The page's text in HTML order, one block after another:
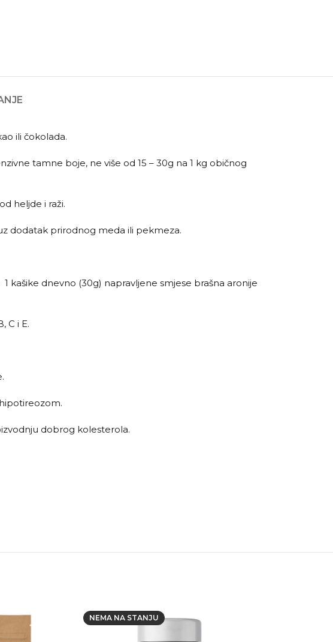
ili čokolada.
tamne boje, ne više od 15 – 30g na 1 kg običnog
heljde i raži.
dodatak prirodnog meda ili pekmeza.
kašike dnevno (30g) napravljene smjese brašna aronije
C i E.
dobrog kolesterola.
NEMA NA STANJU